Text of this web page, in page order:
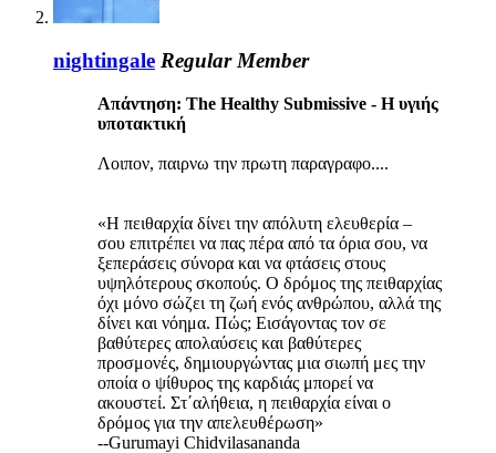
nightingale Regular Member
Απάντηση: The Healthy Submissive - Η υγιής
υποτακτική
Λοιπον, παιρνω την πρωτη παραγραφο....
«Η πειθαρχία δίνει την απόλυτη ελευθερία –
σου επιτρέπει να πας πέρα από τα όρια σου, να
ξεπεράσεις σύνορα και να φτάσεις στους
υψηλότερους σκοπούς. Ο δρόμος της πειθαρχίας
όχι μόνο σώζει τη ζωή ενός ανθρώπου, αλλά της
δίνει και νόημα. Πώς; Εισάγοντας τον σε
βαθύτερες απολαύσεις και βαθύτερες
προσμονές, δημιουργώντας μια σιωπή μες την
οποία ο ψίθυρος της καρδιάς μπορεί να
ακουστεί. Στ΄αλήθεια, η πειθαρχία είναι ο
δρόμος για την απελευθέρωση»
--Gurumayi Chidvilasananda